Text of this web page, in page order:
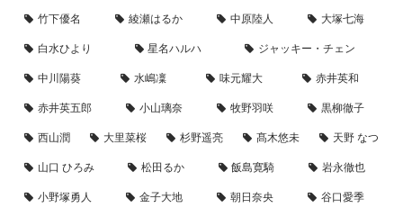
竹下優名
綾瀬はるか 中原陸人
大塚七海
白水ひより
星名ハルハ
ジャッキー・チェン
中川陽葵
水嶋凜 味元耀大
赤井英和
赤井英五郎
小山璃奈 牧野羽咲
黒柳徹子
西山潤
大里菜桜 杉野遥亮 髙木悠未
天野 なつ
山口 ひろみ
松田るか 飯島寛騎
岩永徹也
小野塚勇人
金子大地 朝日奈央
谷口愛季